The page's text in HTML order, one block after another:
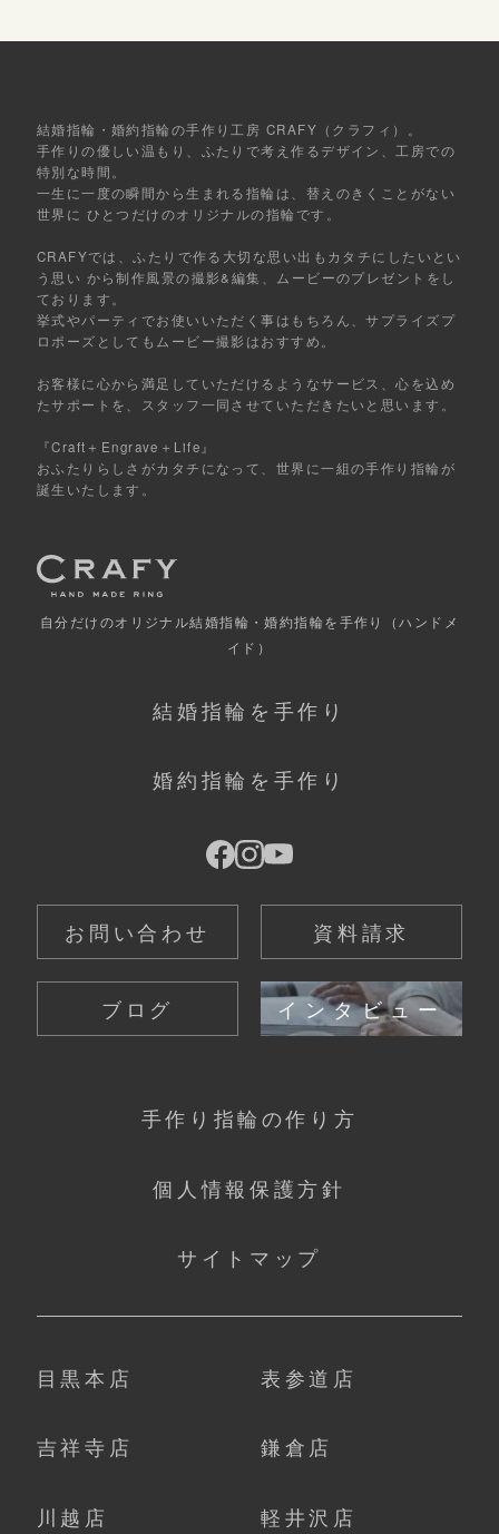
結婚指輪・婚約指輪の手作り工房 CRAFY（クラフィ）。
手作りの優しい温もり、ふたりで考え作るデザイン、工房での
特別な時間。
一生に一度の瞬間から生まれる指輪は、替えのきくことがない
世界に ひとつだけのオリジナルの指輪です。
CRAFYでは、ふたりで作る大切な思い出もカタチにしたいとい
う思い から制作風景の撮影&編集、ムービーのプレゼントをし
ております。
挙式やパーティでお使いいただく事はもちろん、サプライズプ
ロポーズとしてもムービー撮影はおすすめ。
お客様に心から満足していただけるようなサービス、心を込め
たサポートを、スタッフ一同させていただきたいと思います。
『Craft＋Engrave＋Life』
おふたりらしさがカタチになって、世界に一組の手作り指輪が
誕生いたします。
自分だけのオリジナル結婚指輪・婚約指輪を手作り
（ハンドメ
イド）
結婚指輪を手作り
婚約指輪を手作り
お問い合わせ 資料請求
ブログ インタビュー
手作り指輪の作り方
個人情報保護方針
サイトマップ
目黒本店 表参道店
吉祥寺店 鎌倉店
川越店 軽井沢店